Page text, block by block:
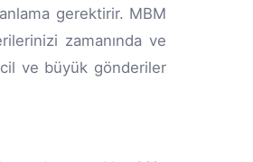
gerektirir. MBM
zamanında ve
ve büyük gönderiler